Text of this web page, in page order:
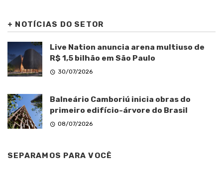
+ NOTÍCIAS DO SETOR
Live Nation anuncia arena multiuso de
R$ 1,5 bilhão em São Paulo
30/07/2026
Balneário Camboriú inicia obras do
primeiro edifício-árvore do Brasil
08/07/2026
SEPARAMOS PARA VOCÊ